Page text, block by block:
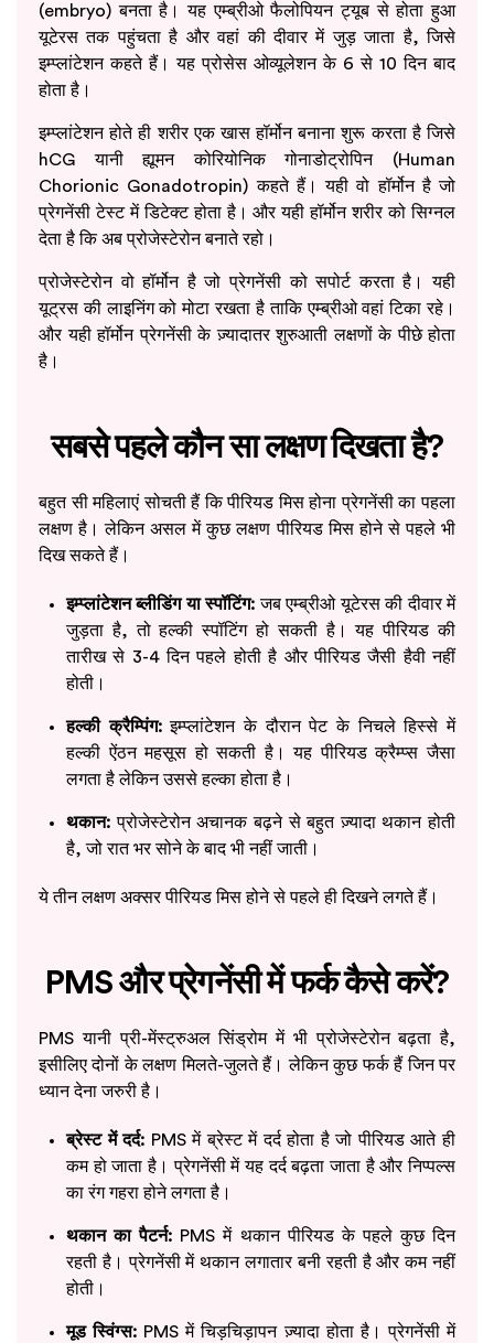
(embryo) बनता है। यह एम्ब्रीओ फैलोपियन ट्यूब से होता हुआ
यूटेरस तक पहुंचता है और वहां की दीवार में जुड़ जाता है, जिसे
इम्प्लांटेशन कहते हैं। यह प्रोसेस ओव्यूलेशन के 6 से 10 दिन बाद
होता है।
इम्प्लांटेशन होते ही शरीर एक खास हॉर्मोन बनाना शुरू करता है जिसे
hCG यानी ह्यूमन कोरियोनिक गोनाडोट्रोपिन (Human
Chorionic Gonadotropin) कहते हैं। यही वो हॉर्मोन है जो
प्रेगनेंसी टेस्ट में डिटेक्ट होता है। और यही हॉर्मोन शरीर को सिग्नल
देता है कि अब प्रोजेस्टेरोन बनाते रहो।
प्रोजेस्टेरोन वो हॉर्मोन है जो प्रेगनेंसी को सपोर्ट करता है। यही
यूट्रस की लाइनिंग को मोटा रखता है ताकि एम्ब्रीओ वहां टिका रहे।
और यही हॉर्मोन प्रेगनेंसी के ज़्यादातर शुरुआती लक्षणों के पीछे होता
है।
सबसे पहले कौन सा लक्षण दिखता है?
बहुत सी महिलाएं सोचती हैं कि पीरियड मिस होना प्रेगनेंसी का पहला
लक्षण है। लेकिन असल में कुछ लक्षण पीरियड मिस होने से पहले भी
दिख सकते हैं।
इम्प्लांटेशन ब्लीडिंग या स्पॉटिंग: जब एम्ब्रीओ यूटेरस की दीवार में
जुड़ता है, तो हल्की स्पॉटिंग हो सकती है। यह पीरियड की
तारीख से 3-4 दिन पहले होती है और पीरियड जैसी हैवी नहीं
होती।
हल्की क्रैम्पिंग:इम्प्लांटेशन के दौरान पेट के निचले हिस्से में
हल्की ऐंठन महसूस हो सकती है। यह पीरियड क्रैम्प्स जैसा
लगता है लेकिन उससे हल्का होता है।
थकान: प्रोजेस्टेरोन अचानक बढ़ने से बहुत ज़्यादा थकान होती
है, जो रात भर सोने के बाद भी नहीं जाती।
ये तीन लक्षण अक्सर पीरियड मिस होने से पहले ही दिखने लगते हैं।
PMS और प्रेगनेंसी में फर्क कैसे करें?
PMS यानी प्री-मेंस्ट्रुअल सिंड्रोम में भी प्रोजेस्टेरोन बढ़ता है,
इसीलिए दोनों के लक्षण मिलते-जुलते हैं। लेकिन कुछ फर्क हैं जिन पर
ध्यान देना जरुरी है।
ब्रेस्ट में दर्द: PMS में ब्रेस्ट में दर्द होता है जो पीरियड आते ही
कम हो जाता है। प्रेगनेंसी में यह दर्द बढ़ता जाता है और निप्पल्स
का रंग गहरा होने लगता है।
थकान का पैटर्न: PMS में थकान पीरियड के पहले कुछ दिन
रहती है। प्रेगनेंसी में थकान लगातार बनी रहती है और कम नहीं
होती।
मूड स्विंग्स: PMS में चिड़चिड़ापन ज़्यादा होता है। प्रेगनेंसी में